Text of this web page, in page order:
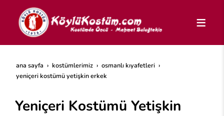
ana sayfa kostümlerimiz
osmanlı kıyafetleri
yeniçeri kostümü yetişkin erkek
Yeniçeri Kostümü Yetişkin